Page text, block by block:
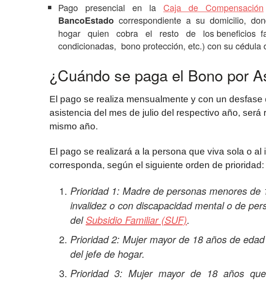
Pago presencial en la Caja de Compensación
BancoEstado correspondiente a su domicilio,
hogar quien cobra el resto de los beneficios
condicionadas, bono protección, etc.) con su cédula
¿Cuándo se paga el Bono por
El pago se realiza mensualmente y con un
asistencia del mes de julio del respectivo año, será
mismo año.
El pago se realizará a la persona que viva sola o
corresponda, según el siguiente orden de prioridad:
Prioridad 1: Madre de personas menores
invalidez o con discapacidad mental o de
del Subsidio Familiar (SUF).
Prioridad 2: Mujer mayor de 18 años de
del jefe de hogar.
Prioridad 3: Mujer mayor de 18 años